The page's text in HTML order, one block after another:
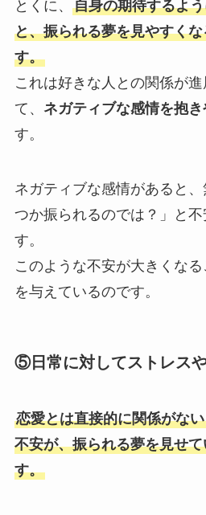
とくに、 自身の期待するよ
と、振られる夢を見やすく
す。
これは好きな人との関係が
て、 ネガティブな感情を抱
す。
ネガティブな感情があると
つか振られるのでは？」と
す。
このような不安が大きくな
を与えているのです。
⑤日常に対してストレス
恋愛とは直接的に関係がな
不安が、振られる夢を見せ
す。